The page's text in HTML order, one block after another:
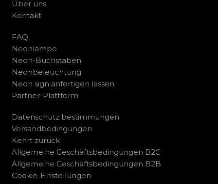
Über uns
Kontakt
FAQ
Neonlampe
Neon-Buchstaben
Neonbeleuchtung
Neon sign anfertigen lassen
Partner-Plattform
Datenschutz bestimmungen
Versandbedingungen
Kehrt zurück
Allgemeine Geschäftsbedingungen B2C
Allgemeine Geschäftsbedingungen B2B
Cookie-Einstellungen